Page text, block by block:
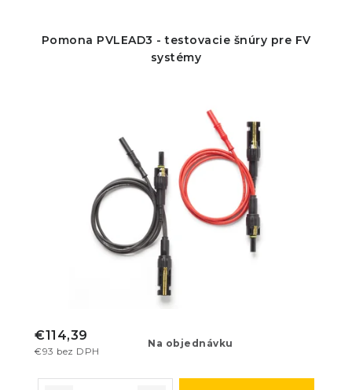
Pomona PVLEAD3 - testovacie šnúry pre FV
systémy
Na objednávku
€93 bez DPH
€114,39